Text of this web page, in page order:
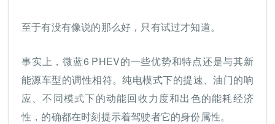
至于有没有像说的那么好，只有试过才知道。
事实上，微蓝6 PHEV的一些优势和特点还是与其新
能源车型的调性相符。纯电模式下的提速、油门的响
应、不同模式下的动能回收力度和出色的能耗经济
性，的确都在时刻提示着驾驶者它的身份属性。